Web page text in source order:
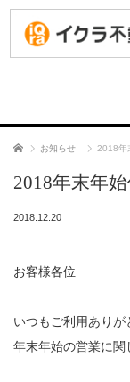
ホーム お知らせ 2018年
2018年末年
2018.12.20
お客様各位
いつもご利用ありが
年末年始の営業に関